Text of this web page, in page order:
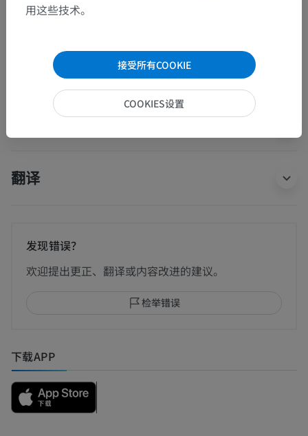
人体解剖学1
人体神经解剖学
翻译
发现错误？
欢迎提出更正、翻译或内容改进的建议。
检举错误
下载APP
用这些技术。
接受所有COOKIE
COOKIES设置